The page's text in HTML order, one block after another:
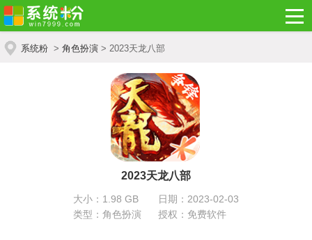
系统粉 > 角色扮演 > 2023天龙八部
2023天龙八部
大小：1.98 GB
类型：角色扮演
日期：2023-02-03
授权：免费软件